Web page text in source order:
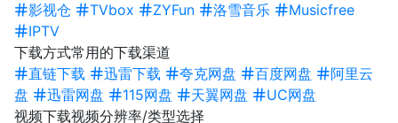
影视仓
TVbox ZYFun 洛雪音乐
Musicfree
IPTV
下载方式常用的下载渠道
直链下载
迅雷下载 夸克网盘 百度网盘
阿里云
盘
迅雷网盘 115网盘 天翼网盘
UC网盘
视频下载视频分辨率/类型选择